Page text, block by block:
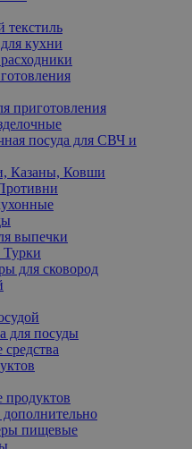
текстиль
кухни
приготовления
посуда для СВЧ и
Казаны, Ковши
выпечки
для сковород
для посуды
продуктов
пищевые